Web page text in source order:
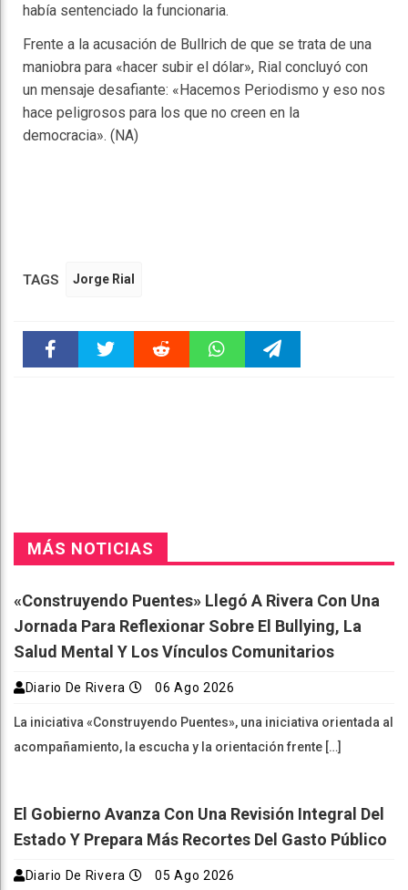
había sentenciado la funcionaria.
Frente a la acusación de Bullrich de que se trata de una
maniobra para «hacer subir el dólar», Rial concluyó con
un mensaje desafiante: «Hacemos Periodismo y eso nos
hace peligrosos para los que no creen en la
democracia». (NA)
TAGS Jorge Rial
MÁS NOTICIAS
«Construyendo Puentes» Llegó A Rivera Con Una
Jornada Para Reflexionar Sobre El Bullying, La
Salud Mental Y Los Vínculos Comunitarios
Diario De Rivera 06 Ago 2026
La iniciativa «Construyendo Puentes», una iniciativa orientada al
acompañamiento, la escucha y la orientación frente […]
El Gobierno Avanza Con Una Revisión Integral Del
Estado Y Prepara Más Recortes Del Gasto Público
Diario De Rivera 05 Ago 2026